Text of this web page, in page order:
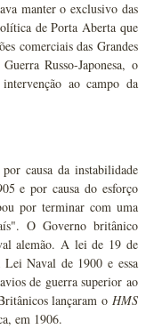
manter o exclusivo das
de Porta Aberta que
comerciais das Grandes
Russo-Japonesa, o
ao campo da
causa da instabilidade
e por causa do esforço
por terminar com uma
O Governo britânico
alemão. A lei de 19 de
Naval de 1900 e essa
de guerra superior ao
lançaram o HMS
em 1906.